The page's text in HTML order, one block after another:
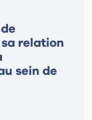
relation
sein de